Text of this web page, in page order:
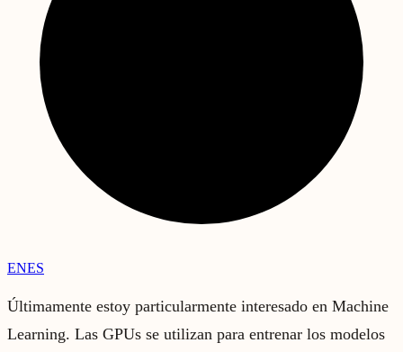
ENES
Últimamente estoy particularmente interesado en Machine
Learning. Las GPUs se utilizan para entrenar los modelos